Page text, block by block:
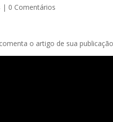
| 0 Comentários
o artigo de sua